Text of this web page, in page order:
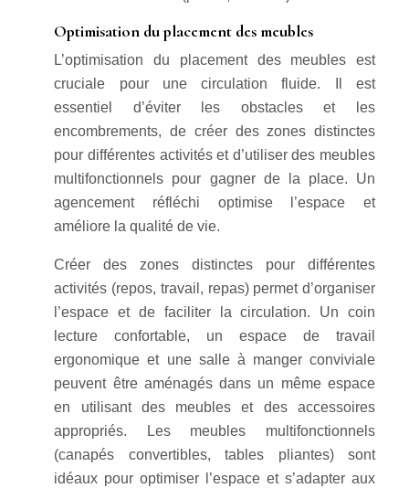
Optimisation du placement des meubles
L’optimisation du placement des meubles est
cruciale pour une circulation fluide. Il est
essentiel d’éviter les obstacles et les
encombrements, de créer des zones distinctes
pour différentes activités et d’utiliser des meubles
multifonctionnels pour gagner de la place. Un
agencement réfléchi optimise l’espace et
améliore la qualité de vie.
Créer des zones distinctes pour différentes
activités (repos, travail, repas) permet d’organiser
l’espace et de faciliter la circulation. Un coin
lecture confortable, un espace de travail
ergonomique et une salle à manger conviviale
peuvent être aménagés dans un même espace
en utilisant des meubles et des accessoires
appropriés. Les meubles multifonctionnels
(canapés convertibles, tables pliantes) sont
idéaux pour optimiser l’espace et s’adapter aux